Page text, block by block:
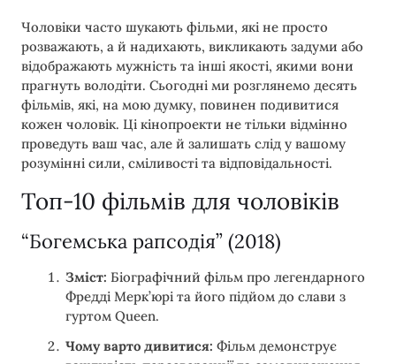
Чоловіки часто шукають фільми, які не просто
розважають, а й надихають, викликають задуми або
відображають мужність та інші якості, якими вони
прагнуть володіти. Сьогодні ми розглянемо десять
фільмів, які, на мою думку, повинен подивитися
кожен чоловік. Ці кінопроекти не тільки відмінно
проведуть ваш час, але й залишать слід у вашому
розумінні сили, сміливості та відповідальності.
Топ-10 фільмів для чоловіків
“Богемська рапсодія” (2018)
Зміст: Біографічний фільм про легендарного
Фредді Мерк’юрі та його підйом до слави з
гуртом Queen.
Чому варто дивитися: Фільм демонструє